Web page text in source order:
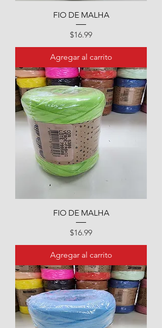
FIO DE MALHA
Precio
$16.99
Agregar al carrito
FIO DE MALHA
Precio
$16.99
Agregar al carrito